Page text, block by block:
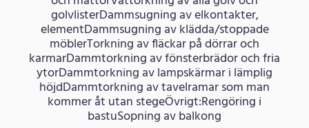
golvlisterDammsugning av elkontakter,
elementDammsugning av klädda/stoppade
möblerTorkning av fläckar på dörrar och
karmarDammtorkning av fönsterbrädor och fria
ytorDammtorkning av lampskärmar i lämplig
höjdDammtorkning av tavelramar som man
kommer åt utan stegeÖvrigt:Rengöring i
bastuSopning av balkong